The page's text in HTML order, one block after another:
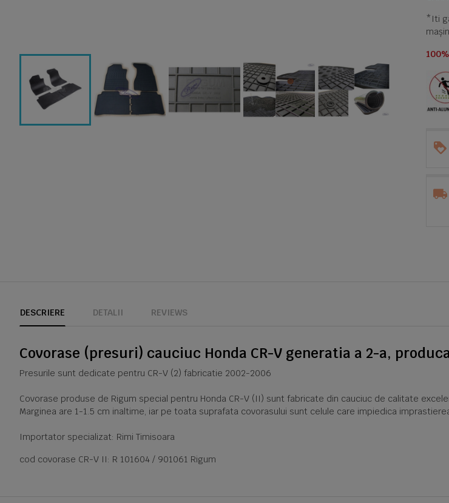
*Iti
DESCRIERE DETALII REVIEWS
Covorase (presuri) cauciuc Honda CR-V generatia a 2-a,
Presurile sunt dedicate pentru CR-V (2) fabricatie 2002-2006
Covorase produse de Rigum special pentru Honda CR-V (II) sunt fabricate din cauciuc de calitate
Marginea are 1-1.5 cm inaltime, iar pe toata suprafata covorasului sunt celule care impiedica
Importator specializat: Rimi Timisoara
cod covorase CR-V II: R 101604 / 901061 Rigum